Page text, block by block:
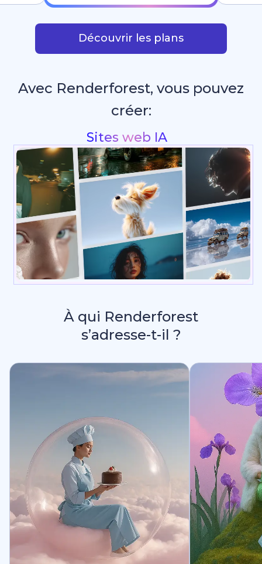
Découvrir les plans
Avec Renderforest, vous pouvez
créer:
Intros & animations de logo
À qui Renderforest
s’adresse-t-il ?